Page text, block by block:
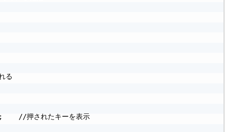
る
//押されたキーを表示